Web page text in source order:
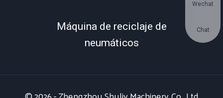
Máquina de reciclaje de
neumáticos
Wechat
Chat